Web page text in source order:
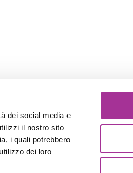
dei social media e
il nostro sito
i quali potrebbero
dei loro